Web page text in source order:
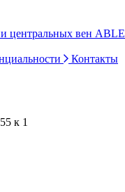
центральных вен ABLE
Контакты
к 1